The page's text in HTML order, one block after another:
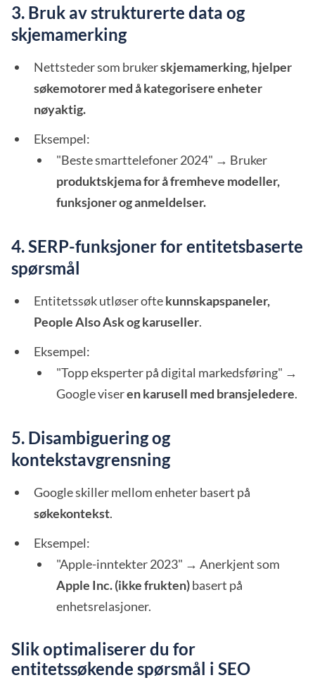
3. Bruk av strukturerte data og
skjemamerking
Nettsteder som brukerskjemamerking, hjelper
søkemotorer med å kategorisere enheter
nøyaktig.
Eksempel:
"Beste smarttelefoner 2024" → Bruker
produktskjema for å fremheve modeller,
funksjoner og anmeldelser.
4. SERP-funksjoner for entitetsbaserte
spørsmål
Entitetssøk utløser oftekunnskapspaneler,
People Also Ask og karuseller.
Eksempel:
"Topp eksperter på digital markedsføring" →
Google viseren karusell med bransjeledere.
5. Disambiguering og
kontekstavgrensning
Google skiller mellom enheter basert på
søkekontekst.
Eksempel:
"Apple-inntekter 2023" → Anerkjent som
Apple Inc. (ikke frukten)basert på
enhetsrelasjoner.
Slik optimaliserer du for
entitetssøkende spørsmål i SEO